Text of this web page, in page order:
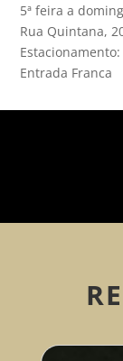
5ª feira a
Rua Quintana,
Estacionamento:
Entrada Franca